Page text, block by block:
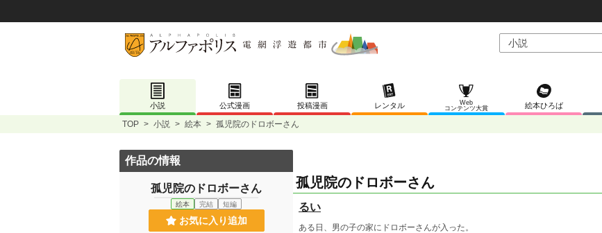
小説 公式漫画 投稿漫画 レンタル
Web
コンテンツ大賞
絵本ひろば
TOP > 小説 > 絵本 > 孤児院のドロボーさん
孤児院のドロボーさん
るい
ある日、男の子の家にドロボーさんが入った。
作品の情報
孤児院のドロボーさん
絵本 完結 短編
お気に入り追加